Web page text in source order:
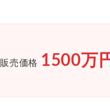
販売価格 1500万